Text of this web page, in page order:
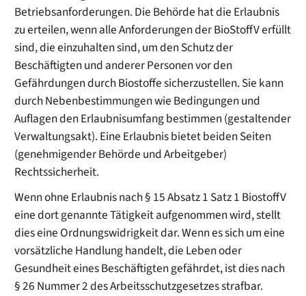
Betriebsanforderungen. Die Behörde hat die Erlaubnis
zu erteilen, wenn alle Anforderungen der BioStoffV erfüllt
sind, die einzuhalten sind, um den Schutz der
Beschäftigten und anderer Personen vor den
Gefährdungen durch Biostoffe sicherzustellen. Sie kann
durch Nebenbestimmungen wie Bedingungen und
Auflagen den Erlaubnisumfang bestimmen (gestaltender
Verwaltungsakt). Eine Erlaubnis bietet beiden Seiten
(genehmigender Behörde und Arbeitgeber)
Rechtssicherheit.
Wenn ohne Erlaubnis nach § 15 Absatz 1 Satz 1 BiostoffV
eine dort genannte Tätigkeit aufgenommen wird, stellt
dies eine Ordnungswidrigkeit dar. Wenn es sich um eine
vorsätzliche Handlung handelt, die Leben oder
Gesundheit eines Beschäftigten gefährdet, ist dies nach
§ 26 Nummer 2 des Arbeitsschutzgesetzes strafbar.